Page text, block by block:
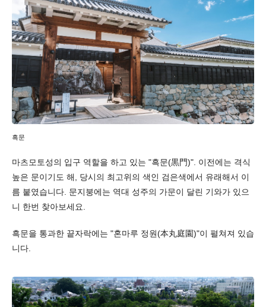
흑문
마츠모토성의 입구 역할을 하고 있는 "흑문(黒門)". 이전에는 격식
높은 문이기도 해, 당시의 최고위의 색인 검은색에서 유래해서 이
름 붙였습니다. 문지붕에는 역대 성주의 가문이 달린 기와가 있으
니 한번 찾아보세요.
흑문을 통과한 끝자락에는 "혼마루 정원(本丸庭園)"이 펼쳐져 있습
니다.